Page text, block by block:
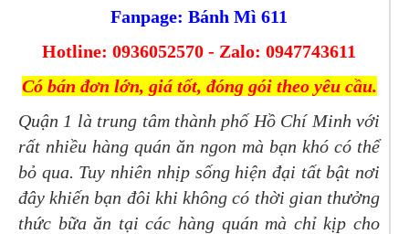
Fanpage: Bánh Mì 611
Hotline: 0936052570 - Zalo: 0947743611
Có bán đơn lớn, giá tốt, đóng gói theo yêu cầu.
Quận 1 là trung tâm thành phố Hồ Chí Minh với
rất nhiều hàng quán ăn ngon mà bạn khó có thể
bỏ qua. Tuy nhiên nhịp sống hiện đại tất bật nơi
đây khiến bạn đôi khi không có thời gian thưởng
thức bữa ăn tại các hàng quán mà chỉ kịp cho